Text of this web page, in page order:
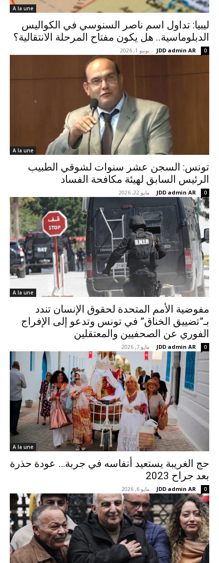
A la une
ليبيا: تداول اسم ناصر السنوسي في الكواليس
الدبلوماسية.. هل يكون مفتاح المرحلة الانتقالية؟
JDD admin AR
- يونيو 1, 2026 0
A la une
تونس: السجن عشر سنوات لشوقي الطبيب
الرئيس السابق لهيئة مكافحة الفساد
JDD admin AR
- مايو 22, 2026 0
A la une
مفوضية الأمم المتحدة لحقوق الإنسان تندد
بـ”تضييق الخناق” في تونس وتدعو إلى الإفراج
الفوري عن الصحفيين والمعتقلين
JDD admin AR
- مايو 7, 2026 0
A la une
حج الغريبة يستعيد أنفاسه في جربة… عودة حذرة
بعد جراح 2023
JDD admin AR
- مايو 6, 2026 0